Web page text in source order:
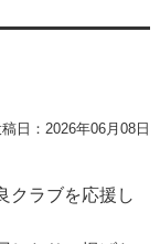
日： 2026年06月08日
クラブを応援し